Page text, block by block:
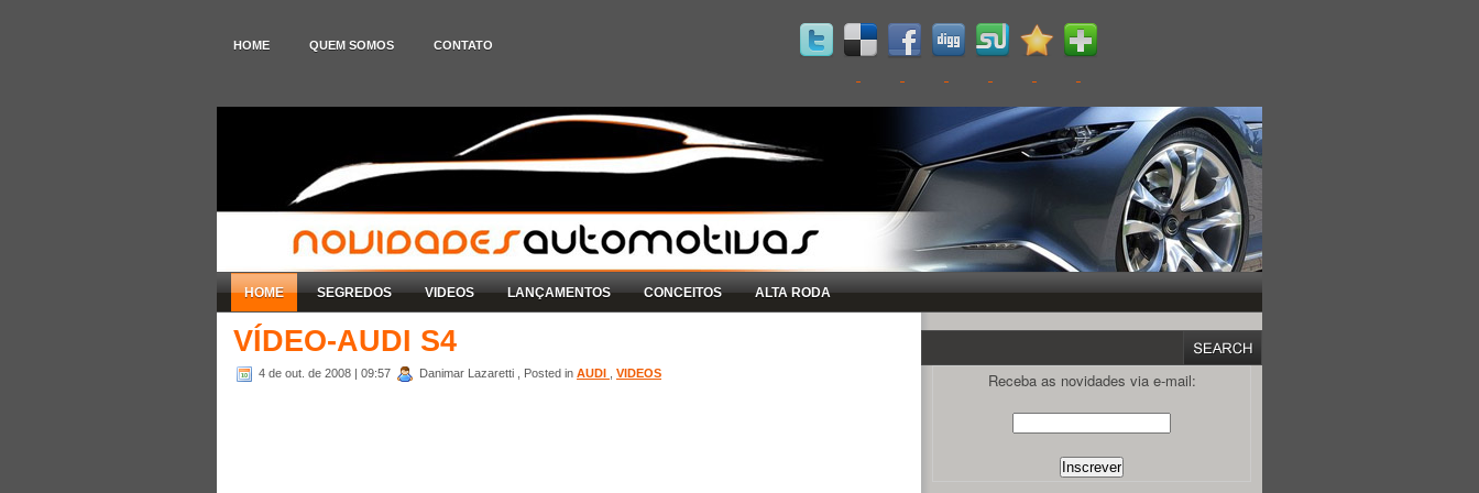
HOME QUEM SOMOS CONTATO
HOME SEGREDOS VIDEOS LANÇAMENTOS CONCEITOS ALTA RODA
VÍDEO-AUDI S4
4 de out. de 2008 | 09:57 Danimar Lazaretti , Posted in AUDI VIDEOS Receba as novidades via e-mail: